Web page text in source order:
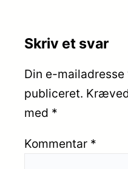
Skriv et svar
Din e-
publiceret.
med *
Kommentar *